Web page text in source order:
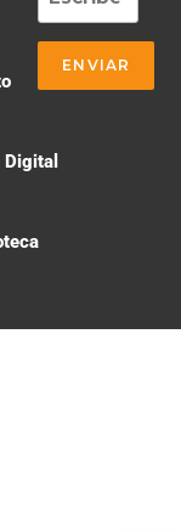
Digital